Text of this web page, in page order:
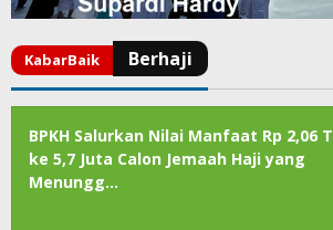
BPKH Salurkan Nilai Manfaat Rp 2,06 T
ke 5,7 Juta Calon Jemaah Haji yang
Menungg…